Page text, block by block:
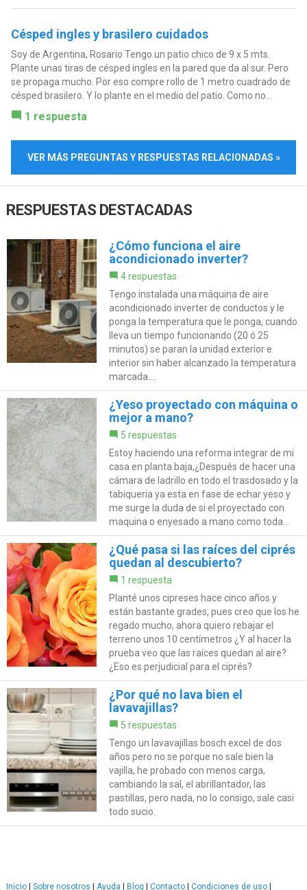
Césped ingles y brasilero cuidados
Soy de Argentina, Rosario Tengo un patio chico de 9 x 5 mts.
Plante unas tiras de césped ingles en la pared que da al sur. Pero
se propaga mucho. Por eso compre rollo de 1 metro cuadrado de
césped brasilero. Y lo plante en el medio del patio. Como no...
1 respuesta
VER MÁS PREGUNTAS Y RESPUESTAS RELACIONADAS »
RESPUESTAS DESTACADAS
¿Cómo funciona el aire
acondicionado inverter?
4 respuestas
Tengo instalada una máquina de aire
acondicionado inverter de conductos y le
ponga la temperatura que le ponga, cuando
lleva un tiempo funcionando (20 ó 25
minutos) se paran la unidad exterior e
interior sin haber alcanzado la temperatura
marcada....
¿Yeso proyectado con máquina o
mejor a mano?
5 respuestas
Estoy haciendo una reforma integrar de mi
casa en planta baja,¿Después de hacer una
cámara de ladrillo en todo el trasdosado y la
tabiqueria ya esta en fase de echar yeso y
me surge la duda de si el proyectado con
maquina o enyesado a mano como toda...
¿Qué pasa si las raíces del ciprés
quedan al descubierto?
1 respuesta
Planté unos cipreses hace cinco años y
están bastante grades, pues creo que los he
regado mucho, ahora quiero rebajar el
terreno unos 10 centímetros ¿Y al hacer la
prueba veo que las raíces quedan al aire?
¿Eso es perjudicial para el ciprés?
¿Por qué no lava bien el
lavavajillas?
5 respuestas
Tengo un lavavajillas bosch excel de dos
años pero no se porque no sale bien la
vajilla, he probado con menos carga,
cambiando la sal, el abrillantador, las
pastillas, pero nada, no lo consigo, sale casi
todo sucio.
Inicio | Sobre nosotros | Ayuda | Blog | Contacto | Condiciones de uso |